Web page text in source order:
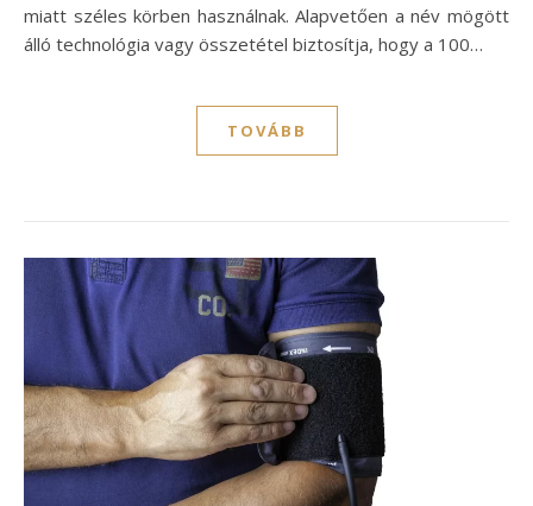
miatt széles körben használnak. Alapvetően a név mögött
álló technológia vagy összetétel biztosítja, hogy a 100…
TOVÁBB